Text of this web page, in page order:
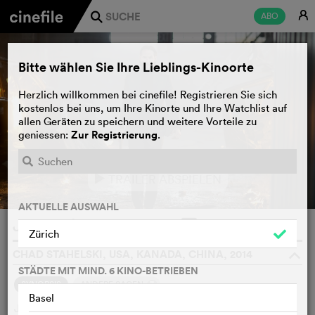
ABO E
j
TRAILER ABSPIELEN
John Wick
SYNOPSIS ANDERE SAGEN 3
John Wick genießt seinen frühen Ruhestand in der Vorstadt.
Bitte wählen Sie Ihre Lieblings-Kinoorte
Herzlich willkommen bei cinefile! Registrieren Sie sich
kostenlos bei uns, um Ihre Kinorte und Ihre Watchlist auf
allen Geräten zu speichern und weitere Vorteile zu
geniessen: Zur Registrierung.
AKTUELLE AUSWAHL
Zürich
STÄDTE MIT MIND. 6 KINO-BETRIEBEN
Basel